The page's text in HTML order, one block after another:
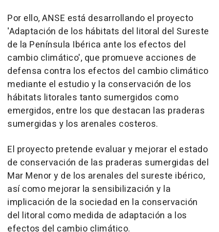
Por ello, ANSE está desarrollando el proyecto
'Adaptación de los hábitats del litoral del Sureste
de la Península Ibérica ante los efectos del
cambio climático', que promueve acciones de
defensa contra los efectos del cambio climático
mediante el estudio y la conservación de los
hábitats litorales tanto sumergidos como
emergidos, entre los que destacan las praderas
sumergidas y los arenales costeros.
El proyecto pretende evaluar y mejorar el estado
de conservación de las praderas sumergidas del
Mar Menor y de los arenales del sureste ibérico,
así como mejorar la sensibilización y la
implicación de la sociedad en la conservación
del litoral como medida de adaptación a los
efectos del cambio climático.